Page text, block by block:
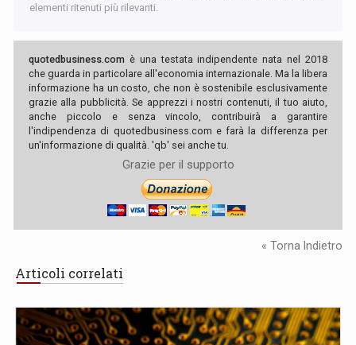
elementi ritenuti più rilevanti.
quotedbusiness.com è una testata indipendente nata nel 2018
che guarda in particolare all'economia internazionale. Ma la libera
informazione ha un costo, che non è sostenibile esclusivamente
grazie alla pubblicità. Se apprezzi i nostri contenuti, il tuo aiuto,
anche piccolo e senza vincolo, contribuirà a garantire
l'indipendenza di quotedbusiness.com e farà la differenza per
un'informazione di qualità. 'qb' sei anche tu.
Grazie per il supporto
« Torna Indietro
Articoli correlati